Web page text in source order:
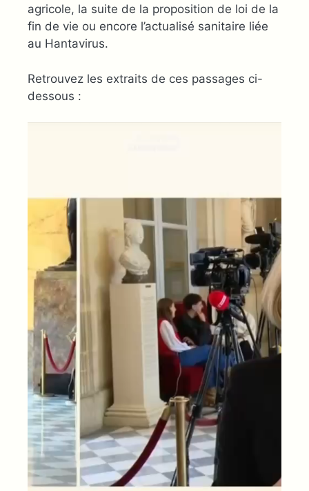
agricole, la suite de la proposition de loi de la
fin de vie ou encore l’actualisé sanitaire liée
au Hantavirus.
Retrouvez les extraits de ces passages ci-
dessous :